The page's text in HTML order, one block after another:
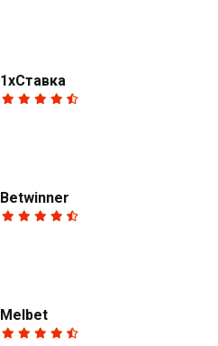
1хСтавка
Betwinner
Melbet